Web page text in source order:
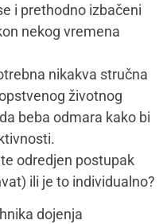
i prethodno izbačeni
nekog vremena
nikakva stručna
životnog
beba odmara kako bi
odredjen postupak
ili je to individualno?
dojenja